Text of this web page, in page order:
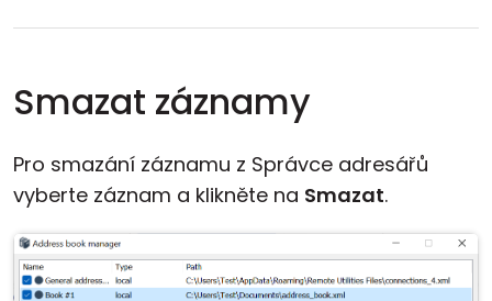
Smazat záznamy
Pro smazání záznamu z Správce adresářů
vyberte záznam a klikněte na Smazat.